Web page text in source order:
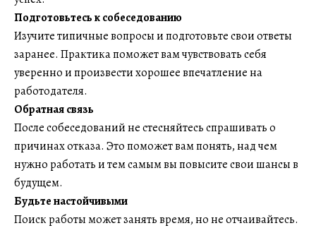
Подготовьтесь к собеседованию
Изучите типичные вопросы и подготовьте свои ответы
заранее. Практика поможет вам чувствовать себя
уверенно и произвести хорошее впечатление на
работодателя.
Обратная связь
После собеседований не стесняйтесь спрашивать о
причинах отказа. Это поможет вам понять, над чем
нужно работать и тем самым вы повысите свои шансы в
будущем.
Будьте настойчивыми
Поиск работы может занять время, но не отчаивайтесь.